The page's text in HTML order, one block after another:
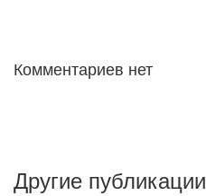
Комментариев нет
Другие публикации